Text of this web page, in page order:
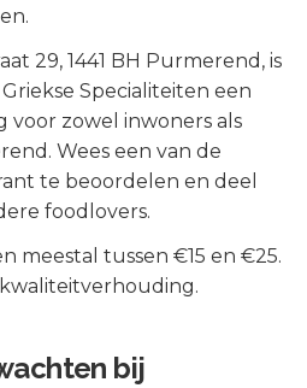
29, 1441 BH Purmerend , is
Specialiteiten een
voor zowel inwoners als
. Wees een van de
te beoordelen en deel
foodlovers.
meestal tussen €15 en €25.
bij